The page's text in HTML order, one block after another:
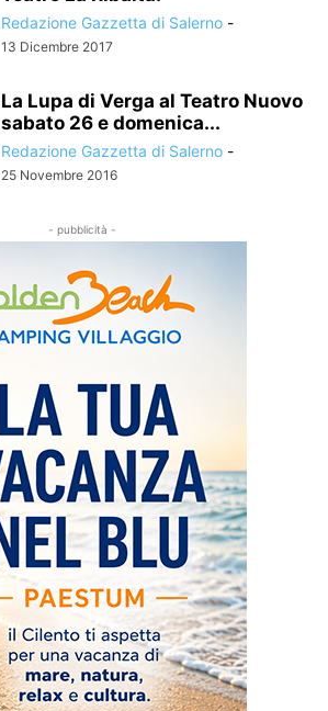
Redazione Gazzetta di Salerno -
13 Dicembre 2017
La Lupa di Verga al Teatro Nuovo
sabato 26 e domenica...
Redazione Gazzetta di Salerno -
25 Novembre 2016
- pubblicità -